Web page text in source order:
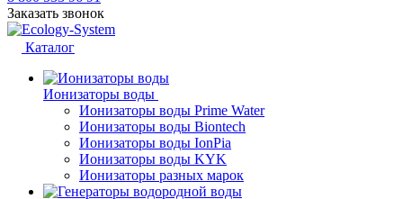
Заказать звонок
Каталог
Ионизаторы воды
Ионизаторы воды Prime Water
Ионизаторы воды Biontech
Ионизаторы воды IonPia
Ионизаторы воды KYK
Ионизаторы разных марок